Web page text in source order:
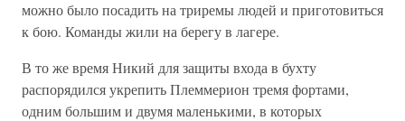
можно было посадить на триремы людей и приготовиться
к бою. Команды жили на берегу в лагере.
В то же время Никий для защиты входа в бухту
распорядился укрепить Племмерион тремя фортами,
одним большим и двумя маленькими, в которых